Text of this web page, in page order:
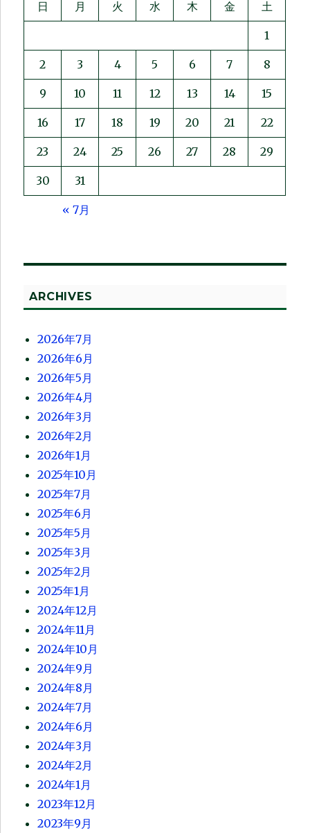
日 月 火 水 木 金 土
1
2 3 4 5 6 7 8
9 10 11 12 13 14 15
16 17 18 19 20 21 22
23 24 25 26 27 28 29
30 31
« 7月
ARCHIVES
2026年7月
2026年6月
2026年5月
2026年4月
2026年3月
2026年2月
2026年1月
2025年10月
2025年7月
2025年6月
2025年5月
2025年3月
2025年2月
2025年1月
2024年12月
2024年11月
2024年10月
2024年9月
2024年8月
2024年7月
2024年6月
2024年3月
2024年2月
2024年1月
2023年12月
2023年9月